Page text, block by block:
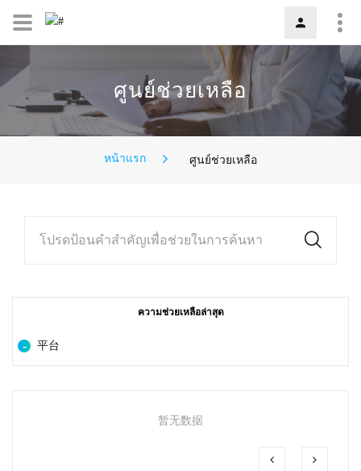
ศูนย์ช่วยเหลือ
หน้าแรก ศูนย์ช่วยเหลือ
โปรดป้อนคำสำคัญเพื่อช่วยในการค้นหา
ความช่วยเหลือล่าสุด
平台
暂无数据